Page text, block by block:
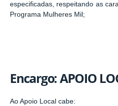
especificadas, respeitando as
Programa Mulheres Mil;
Encargo: APOIO
Ao Apoio Local cabe: